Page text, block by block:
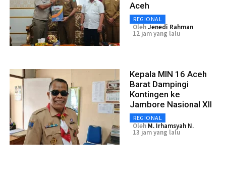
Aceh
REGIONAL
OlehJenedi Rahman
12 jam yang lalu
Kepala MIN 16 Aceh
Barat Dampingi
Kontingen ke
Jambore Nasional XII
REGIONAL
Oleh M. Irhamsyah N.
13 jam yang lalu